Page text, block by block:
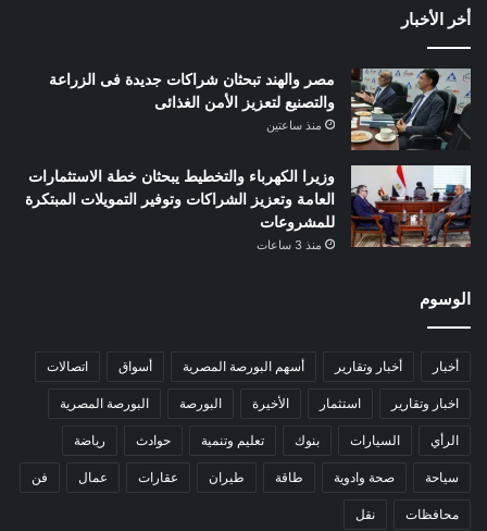
أخر الأخبار
مصر والهند تبحثان شراكات جديدة فى الزراعة
والتصنيع لتعزيز الأمن الغذائى
منذ ساعتين
وزيرا الكهرباء والتخطيط يبحثان خطة الاستثمارات
العامة وتعزيز الشراكات وتوفير التمويلات المبتكرة
للمشروعات
منذ 3 ساعات
الوسوم
أخبار أخبار وتقارير أسهم البورصة المصرية أسواق اتصالات
اخبار وتقارير استثمار الأخيرة البورصة البورصة المصرية
الرأي السيارات بنوك تعليم وتنمية حوادث رياضة
سياحة صحة وادوية طاقة طيران عقارات عمال فن
محافظات نقل